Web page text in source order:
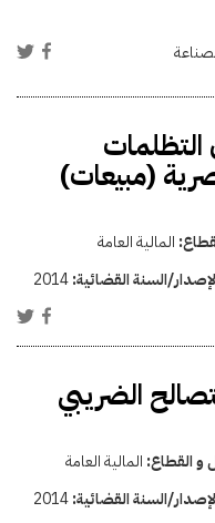
(مبيعات)
المالية العامة
السنة القضائية:2014
الضريبي
و القطاع: المالية العامة
السنة القضائية:2014